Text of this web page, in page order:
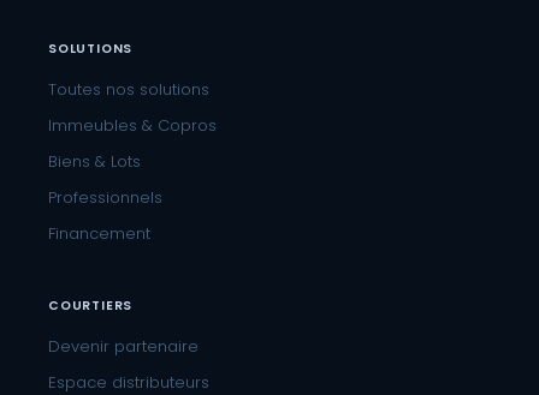
SOLUTIONS
Toutes nos solutions
Immeubles & Copros
Biens & Lots
Professionnels
Financement
COURTIERS
Devenir partenaire
Espace distributeurs